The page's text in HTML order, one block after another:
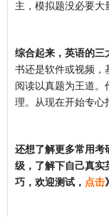
主，模拟题没必要大
综合起来，英语的三
书还是软件或视频，
阅读以真题为王道。
理。从现在开始专心
还想了解更多常用考
级，了解下自己真实
巧，欢迎测试， 点击